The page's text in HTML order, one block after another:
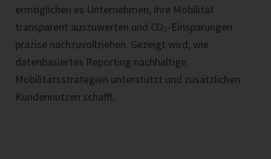
ermöglichen es Unternehmen, ihre Mobilität
transparent auszuwerten und CO₂-Einsparungen
präzise nachzuvollziehen. Gezeigt wird, wie
datenbasiertes Reporting nachhaltige
Mobilitätsstrategien unterstützt und zusätzlichen
Kundennutzen schafft.